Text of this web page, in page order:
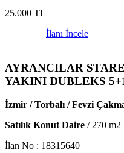
25.000 TL
İlanı İncele
AYRANCILAR
YAKINI DUBLEKS
İzmir / Torbalı / Fevzi
Satılık Konut Daire / 270 m2
İlan No : 18315640